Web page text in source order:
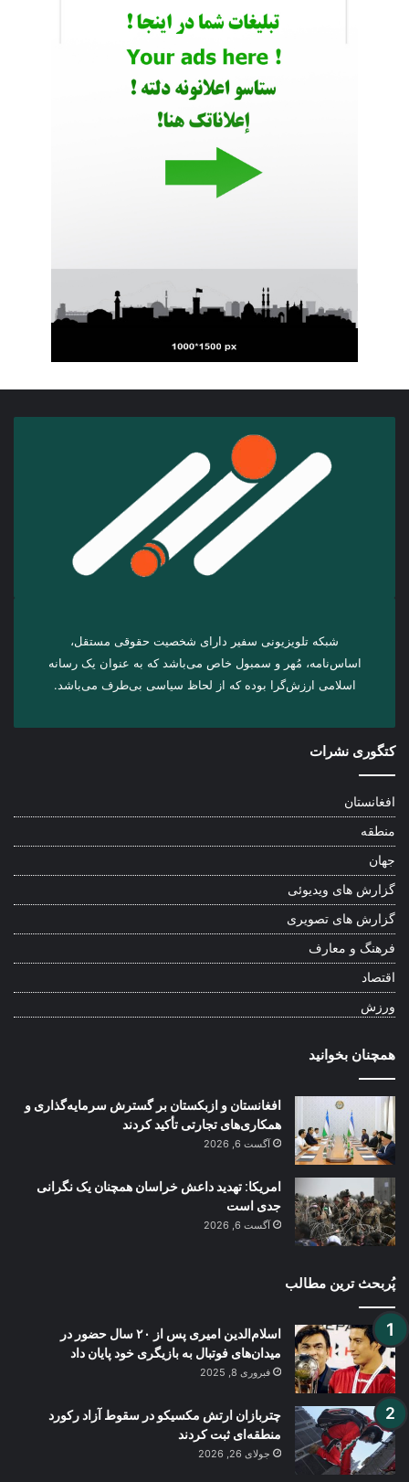
شبکه تلویزیونی سفیر دارای شخصیت حقوقی مستقل،
اساس‌نامه، مُهر و سمبول خاص می‌باشد که به عنوان یک رسانه
اسلامی ارزش‌گرا بوده که از لحاظ سیاسی بی‌طرف می‌باشد.
کتگوری نشرات
افغانستان
منطقه
جهان
گزارش های ویدیوئی
گزارش های تصویری
فرهنگ و معارف
اقتصاد
ورزش
همچنان بخوانید
افغانستان و ازبکستان بر گسترش سرمایه‌گذاری و
همکاری‌های تجارتی تأکید کردند
آگست 6, 2026
امریکا: تهدید داعش خراسان همچنان یک نگرانی
جدی است
آگست 6, 2026
پُربحث ترین مطالب
اسلام‌الدین امیری پس از ۲۰ سال حضور در
میدان‌های فوتبال به بازیگری خود پایان داد
فبروری 8, 2025
چتربازان ارتش مکسیکو در سقوط آزاد رکورد
منطقه‌ای ثبت کردند
جولای 26, 2026